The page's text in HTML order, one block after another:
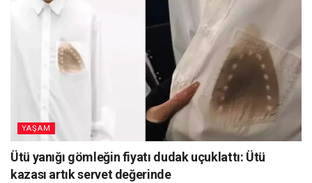
YAŞAM
Ütü yanığı gömleğin fiyatı dudak uçuklattı: Ütü
kazası artık servet değerinde